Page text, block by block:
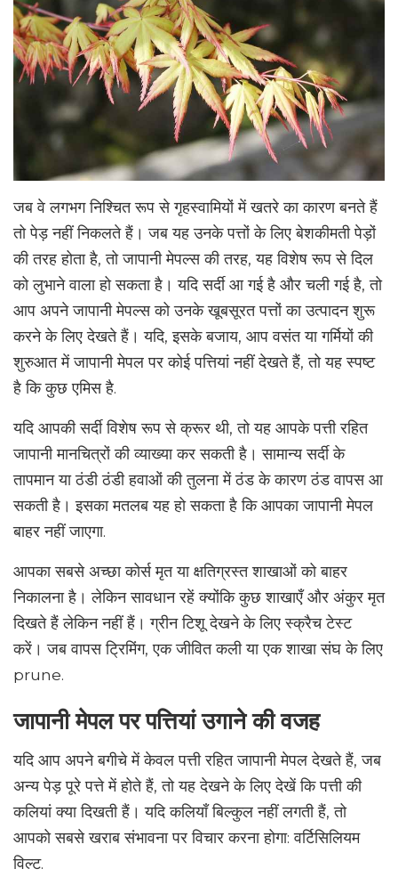
जब वे लगभग निश्चित रूप से गृहस्वामियों में खतरे का कारण बनते हैं
तो पेड़ नहीं निकलते हैं। जब यह उनके पत्तों के लिए बेशकीमती पेड़ों
की तरह होता है, तो जापानी मेपल्स की तरह, यह विशेष रूप से दिल
को लुभाने वाला हो सकता है। यदि सर्दी आ गई है और चली गई है, तो
आप अपने जापानी मेपल्स को उनके खूबसूरत पत्तों का उत्पादन शुरू
करने के लिए देखते हैं। यदि, इसके बजाय, आप वसंत या गर्मियों की
शुरुआत में जापानी मेपल पर कोई पत्तियां नहीं देखते हैं, तो यह स्पष्ट
है कि कुछ एमिस है.
यदि आपकी सर्दी विशेष रूप से क्रूर थी, तो यह आपके पत्ती रहित
जापानी मानचित्रों की व्याख्या कर सकती है। सामान्य सर्दी के
तापमान या ठंडी ठंडी हवाओं की तुलना में ठंड के कारण ठंड वापस आ
सकती है। इसका मतलब यह हो सकता है कि आपका जापानी मेपल
बाहर नहीं जाएगा.
आपका सबसे अच्छा कोर्स मृत या क्षतिग्रस्त शाखाओं को बाहर
निकालना है। लेकिन सावधान रहें क्योंकि कुछ शाखाएँ और अंकुर मृत
दिखते हैं लेकिन नहीं हैं। ग्रीन टिशू देखने के लिए स्क्रैच टेस्ट
करें। जब वापस ट्रिमिंग, एक जीवित कली या एक शाखा संघ के लिए
prune.
जापानी मेपल पर पत्तियां उगाने की वजह
यदि आप अपने बगीचे में केवल पत्ती रहित जापानी मेपल देखते हैं, जब
अन्य पेड़ पूरे पत्ते में होते हैं, तो यह देखने के लिए देखें कि पत्ती की
कलियां क्या दिखती हैं। यदि कलियाँ बिल्कुल नहीं लगती हैं, तो
आपको सबसे खराब संभावना पर विचार करना होगा: वर्टिसिलियम
विल्ट.